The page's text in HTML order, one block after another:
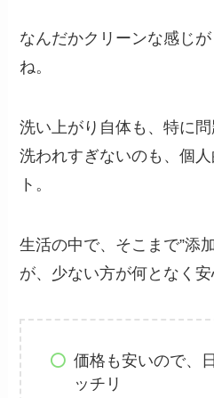
なんだかクリーンな感じ
ね。
洗い上がり自体も、特に
洗われすぎないのも、個
ト。
生活の中で、そこまで”添
が、少ない方が何となく安
価格も安いので、
ッチリ